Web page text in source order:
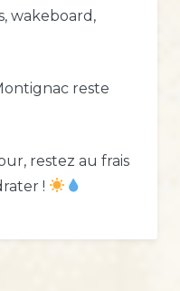
wakeboard,
reste
restez au frais
!